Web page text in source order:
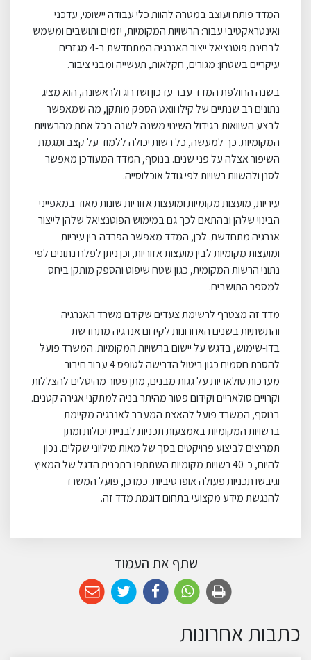
המדד פותח ועוצב במטרה להוות כלי עבודה יישומי, עדכני
ואינטראקטיבי עבור: הרשויות המקומיות, יזמים ותושבים ומשמש
לבחינת פוטנציאל ייצור האנרגיה המתחדשת ב-4 מגזרים
עיקריים בשטחן: מגורים, חקלאות, תעשייה ומבני ציבור.
בשנה החולפת המדד עבר עדכון ושדרוג ולראשונה, הוא מציג
נתונים רב שנתיים של קילו וואט הספק מותקן, מה שמאפשר
לבצע השוואות בגידול השינוי משנה לשנה בכל אחת מהרשויות
המקומיות. כך למעשה, כל רשות יכולה ללמוד על קצב ומגמת
השיפור אצלה על פני שנים. בנוסף, המדד המעודכן מאפשר
לסנן ולהשוות רשויות לפי גודל אוכלוסייה.
עיריות, מועצות מקומיות ומועצות אזוריות שונות מאוד במאפייני
הבינוי שלהן ובהתאם לכך גם במימוש הפוטנציאל שלהן לייצור
אנרגיה מתחדשת. לכן, המדד מאפשר הפרדה בין עיריות
ומועצות מקומיות לבין מועצות אזוריות, וכן ניתן לפלח נתונים לפי
נתוני הרשות המקומית, כגון שטח שיפוט והספק מותקן ביחס
למספר התושבים.
מדד זה מצטרף לרשימת צעדים שקידם משרד האנרגיה
והתשתיות בשנים האחרונות לקידום אנרגיה מתחדשת
בדו-שימוש, בדגש על יישום ברשויות המקומיות. המשרד פועל
להסרת חסמים כגון ביטול הדרישה לטופס 4 עבור חיבור
מערכות סולאריות על גגות מבנים, מתן פטור מהיטלים להצללות
וקרויים סולאריים וקידום פטור מהיתר בניה למתקני אגירה קטנים.
בנוסף, המשרד פועל להאצת המעבר לאנרגיה מקיימת
ברשויות המקומיות באמצעות תכניות לבניית יכולות ומתן
תמריצים לביצוע פרויקטים בסך של מאות מיליוני שקלים. נכון
להיום, כ-40 רשויות מקומיות השתתפו בתכנית הדגל של המאיץ
וגיבשו תכניות פעולה אופרטיביות. כמו כן, פועל המשרד
להנגשת מידע מקצועי בתחום דוגמת מדד זה.
שתף את העמוד
כתבות אחרונות